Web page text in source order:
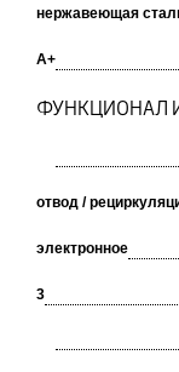
нержавеющая
A+
ФУНКЦИОНАЛ
отвод /
электронное
3